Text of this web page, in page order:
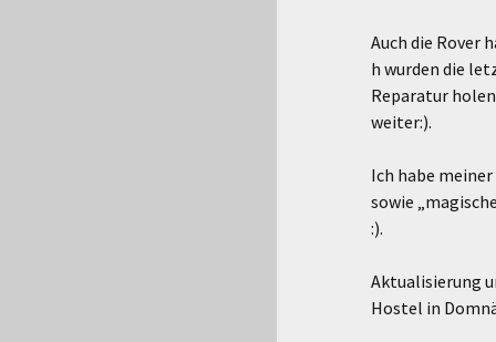
Auch die Rover
h wurden die
Reparatur
weiter:).
Ich habe
sowie
:).
Aktualisierung
Hostel in